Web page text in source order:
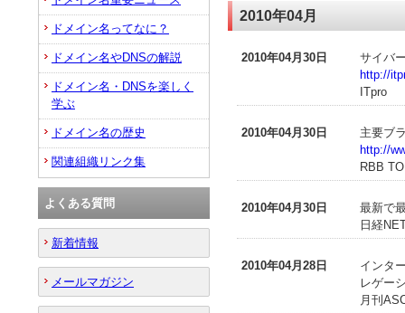
2010年04月
2010年04月30日
サイバ
http://
ITpro
2010年04月30日
主要ブ
http://
RBB
2010年04月30日
最新で
日経
2010年04月28日
インタ
レゲー
月刊
ドメイン名ってなに？
ドメイン名やDNSの解説
ドメイン名・DNSを楽しく
学ぶ
ドメイン名の歴史
関連組織リンク集
よくある質問
新着情報
メールマガジン